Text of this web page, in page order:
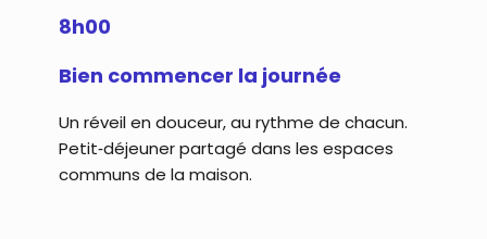
8h00
Bien commencer la journée
Un réveil en douceur, au rythme de chacun.
Petit‑déjeuner partagé dans les espaces
communs de la maison.